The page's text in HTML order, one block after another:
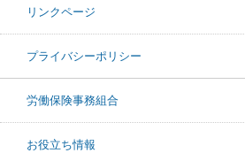
リンクページ
プライバシーポリシー
労働保険事務組合
お役立ち情報